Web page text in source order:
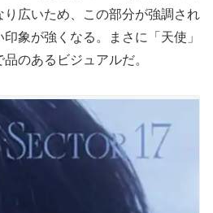
広いため、この部分が強調され
象が強くなる。まさに「天使」
のあるビジュアルだ。